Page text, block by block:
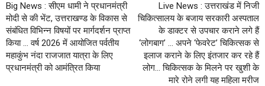
Big News : सीएम धामी ने प्रधानमंत्री
मोदी से की भेंट, उत्तराखण्ड के विकास से
संबंधित विभिन्न विषयों पर मार्गदर्शन प्राप्त
किया … वर्ष 2026 में आयोजित पर्वतीय
महाकुंभ नंदा राजजात यात्रा के लिए
प्रधानमंत्री को आमंत्रित किया
Live News : उत्तराखंड में निजी
चिकित्सालय के बजाय सरकारी अस्पताल
के डाक्टर से उपचार कराने लगे हैं
‘लोगबाग’ … अपने ‘फेवरेट’ चिकित्सक से
इलाज कराने के लिए इंतजार कर रहे हैं
लोग… चिकित्सक के मिलने पर खुशी के
मारे रोने लगी यह महिला मरीज